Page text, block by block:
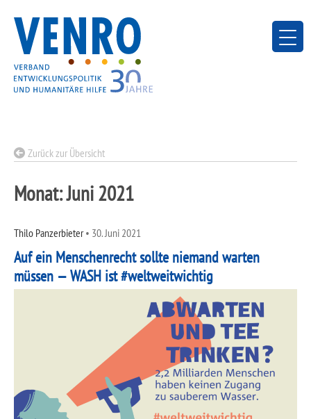
content
Zurück zur Übersicht
Monat:Juni 2021
Thilo Panzerbieter• 30. Juni 2021
Auf ein Menschenrecht sollte niemand warten
müssen — WASH ist #weltweitwichtig